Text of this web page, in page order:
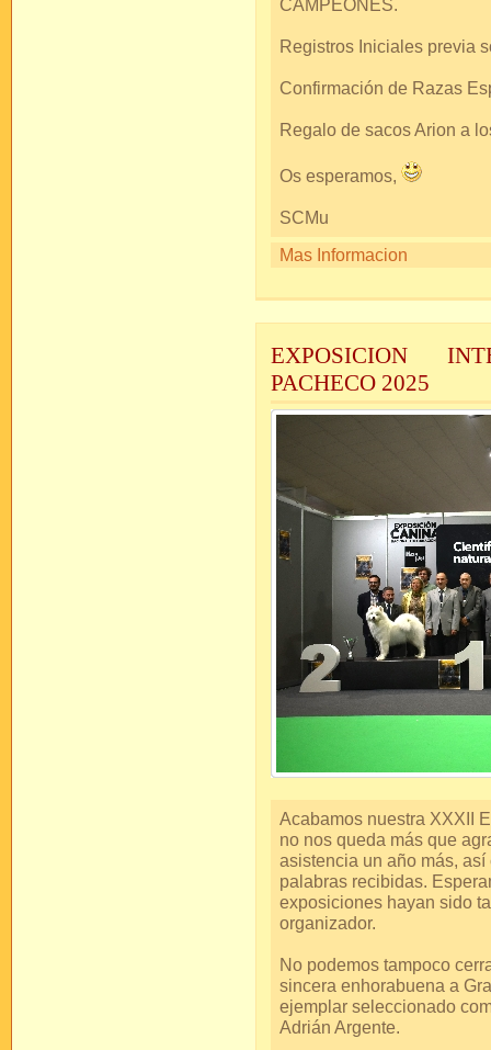
CAMPEONES.
Registros Iniciales previa
Confirmación de Razas
Regalo de sacos Arion a
Os esperamos,
SCMu
Mas Informacion
EXPOSICION
PACHECO 2025
Acabamos nuestra XXXII
no nos queda más que
asistencia un año más,
palabras recibidas.
exposiciones hayan sido
organizador.
No podemos tampoco
sincera enhorabuena a
ejemplar seleccionado
Adrián Argente.